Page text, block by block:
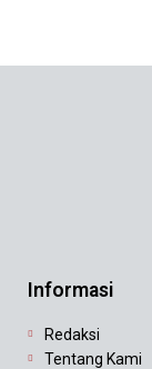
Informasi
Redaksi
Tentang Kami